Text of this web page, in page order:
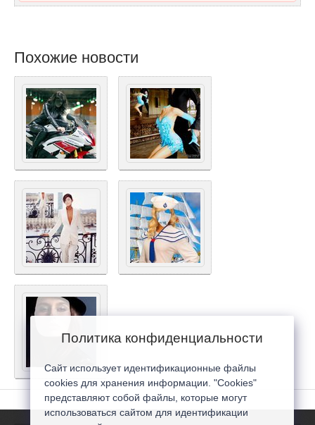
Похожие новости
Политика конфиденциальности
Сайт использует идентификационные файлы
cookies для хранения информации. "Cookies"
представляют собой файлы, которые могут
использоваться сайтом для идентификации